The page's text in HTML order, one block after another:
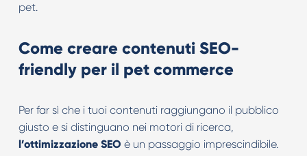
pet.
Come creare contenuti SEO-
friendly per il pet commerce
Per far sì che i tuoi contenuti raggiungano il pubblico
giusto e si distinguano nei motori di ricerca,
l’ottimizzazione SEO è un passaggio imprescindibile.